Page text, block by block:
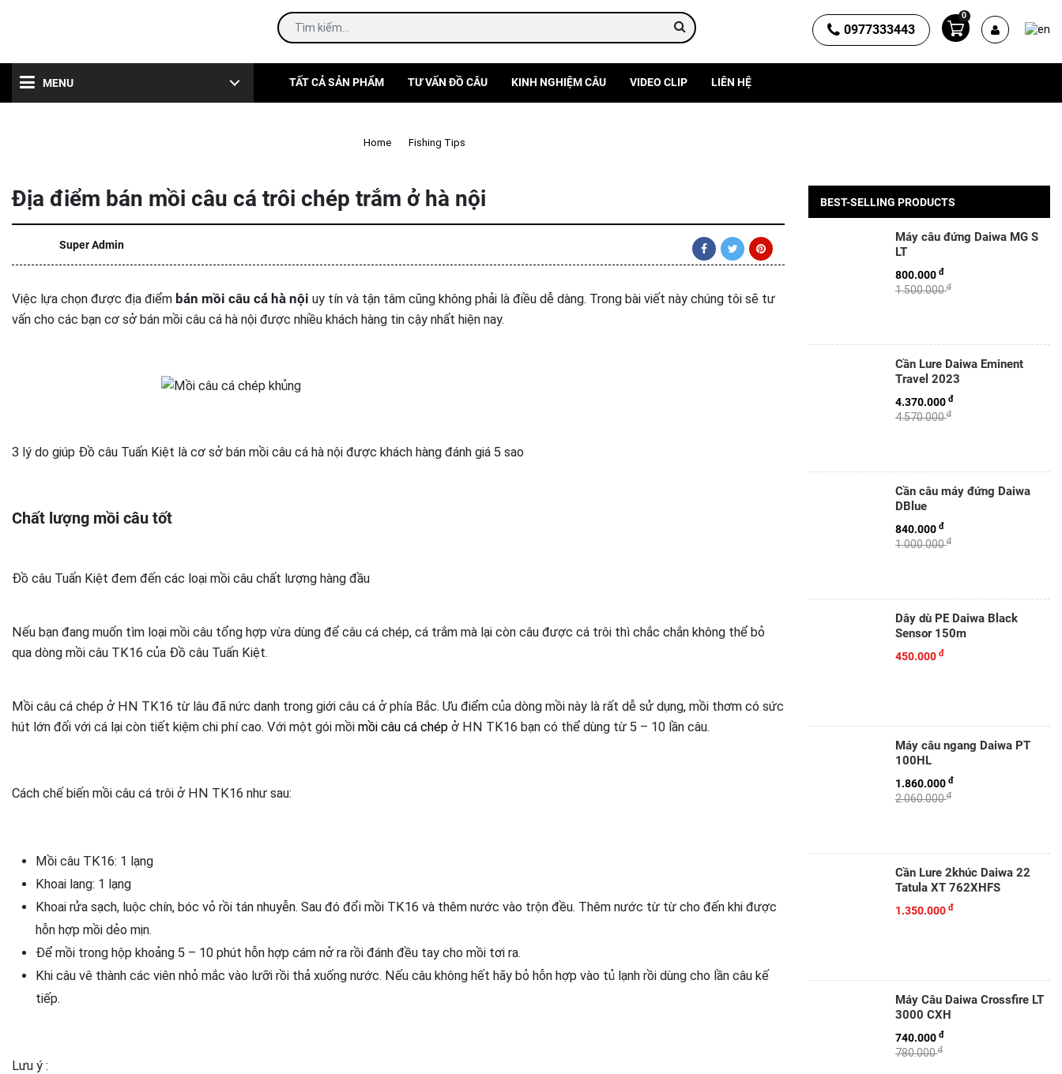
0977333443
0
MENU TẤT CẢ SẢN PHẨM TƯ VẤN ĐỒ CÂU KINH NGHIỆM CÂU VIDEO CLIP LIÊN HỆ
Home Fishing Tips
Địa điểm bán mồi câu cá trôi chép trắm ở hà nội
Super Admin
Việc lựa chọn được địa điểm bán mồi câu cá hà nội uy tín và tận tâm cũng không phải là điều dễ dàng. Trong bài viết này chúng tôi sẽ tư
vấn cho các bạn cơ sở bán mồi câu cá hà nội được nhiều khách hàng tin cậy nhất hiện nay.
3 lý do giúp Đồ câu Tuấn Kiệt là cơ sở bán mồi câu cá hà nội được khách hàng đánh giá 5 sao
Chất lượng mồi câu tốt
Đồ câu Tuấn Kiệt đem đến các loại mồi câu chất lượng hàng đầu
Nếu bạn đang muốn tìm loại mồi câu tổng hợp vừa dùng để câu cá chép, cá trắm mà lại còn câu được cá trôi thì chắc chắn không thể bỏ
qua dòng mồi câu TK16 của Đồ câu Tuấn Kiệt.
Mồi câu cá chép ở HN TK16 từ lâu đã nức danh trong giới câu cá ở phía Bắc. Ưu điểm của dòng mồi này là rất dễ sử dụng, mồi thơm có sức
hút lớn đối với cá lại còn tiết kiệm chi phí cao. Với một gói mồi mồi câu cá chép ở HN TK16 bạn có thể dùng từ 5 – 10 lần câu.
Cách chế biến mồi câu cá trôi ở HN TK16 như sau:
Mồi câu TK16: 1 lạng
Khoai lang: 1 lạng
Khoai rửa sạch, luộc chín, bóc vỏ rồi tán nhuyễn. Sau đó đổi mồi TK16 và thêm nước vào trộn đều. Thêm nước từ từ cho đến khi được
hỗn hợp mồi dẻo mịn.
Để mồi trong hộp khoảng 5 – 10 phút hỗn hợp cám nở ra rồi đánh đều tay cho mồi tơi ra.
Khi câu vê thành các viên nhỏ mắc vào lưỡi rồi thả xuống nước. Nếu câu không hết hãy bỏ hỗn hợp vào tủ lạnh rồi dùng cho lần câu kế
tiếp.
Lưu ý :
BEST-SELLING PRODUCTS
Máy câu đứng Daiwa MG S
LT
1.500.000đ
800.000 đ
Cần Lure Daiwa Eminent
Travel 2023
4.570.000đ
4.370.000 đ
Cần câu máy đứng Daiwa
DBlue
1.000.000đ
840.000 đ
Dây dù PE Daiwa Black
Sensor 150m
450.000 đ
Máy câu ngang Daiwa PT
100HL
2.060.000đ
1.860.000 đ
Cần Lure 2khúc Daiwa 22
Tatula XT 762XHFS
1.350.000 đ
Máy Câu Daiwa Crossfire LT
3000 CXH
780.000đ
740.000 đ